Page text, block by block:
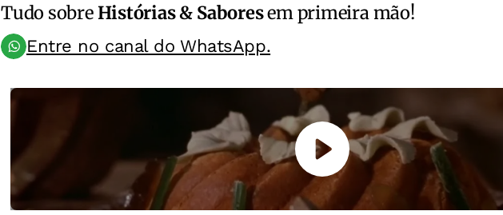
Tudo sobreHistórias & Saboresem primeira mão!
Entre no canal do WhatsApp.